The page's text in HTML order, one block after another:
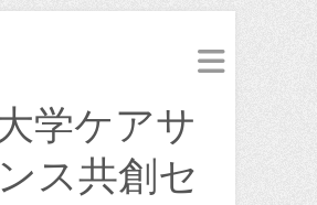
学ケアサ
ス共創セ